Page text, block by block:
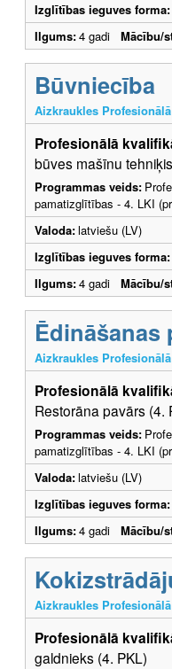
Izglītības ieguves forma:
Ilgums:4 gadi Mācību/
Būvniecība
Aizkraukles
Profesionālā
būves mašīnu
Programmas veids:
pamatizglītības - 4. LKI
Valoda:latviešu (LV)
Izglītības ieguves forma:
Ilgums:4 gadi Mācību/
Ēdināšanas
Aizkraukles
Profesionālā
Restorāna pavārs (4.
Programmas veids:
pamatizglītības - 4. LKI
Valoda:latviešu (LV)
Izglītības ieguves forma:
Ilgums:4 gadi Mācību/
Aizkraukles
Profesionālā
galdnieks (4. PKL)